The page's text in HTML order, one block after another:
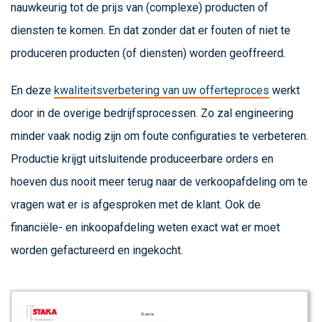
nauwkeurig tot de prijs van (complexe) producten of
diensten te komen. En dat zonder dat er fouten of niet te
produceren producten (of diensten) worden geoffreerd.
En deze kwaliteitsverbetering van uw offerteproces werkt
door in de overige bedrijfsprocessen. Zo zal engineering
minder vaak nodig zijn om foute configuraties te verbeteren.
Productie krijgt uitsluitende produceerbare orders en
hoeven dus nooit meer terug naar de verkoopafdeling om te
vragen wat er is afgesproken met de klant. Ook de
financiële- en inkoopafdeling weten exact wat er moet
worden gefactureerd en ingekocht.